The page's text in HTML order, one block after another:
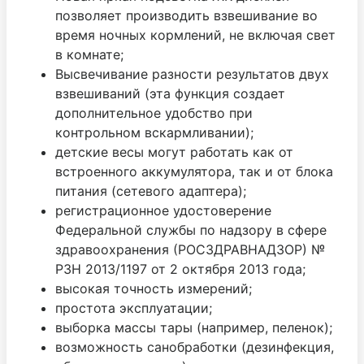
позволяет производить взвешивание во
время ночных кормлений, не включая свет
в комнате;
Высвечивание разности результатов двух
взвешиваний (эта функция создает
дополнительное удобство при
контрольном вскармливании);
детские весы могут работать как от
встроенного аккумулятора, так и от блока
питания (сетевого адаптера);
регистрационное удостоверение
Федеральной службы по надзору в сфере
здравоохранения (РОСЗДРАВНАДЗОР) №
РЗН 2013/1197 от 2 октября 2013 года;
высокая точность измерений;
простота эксплуатации;
выборка массы тары (например, пеленок);
возможность санобработки (дезинфекция,